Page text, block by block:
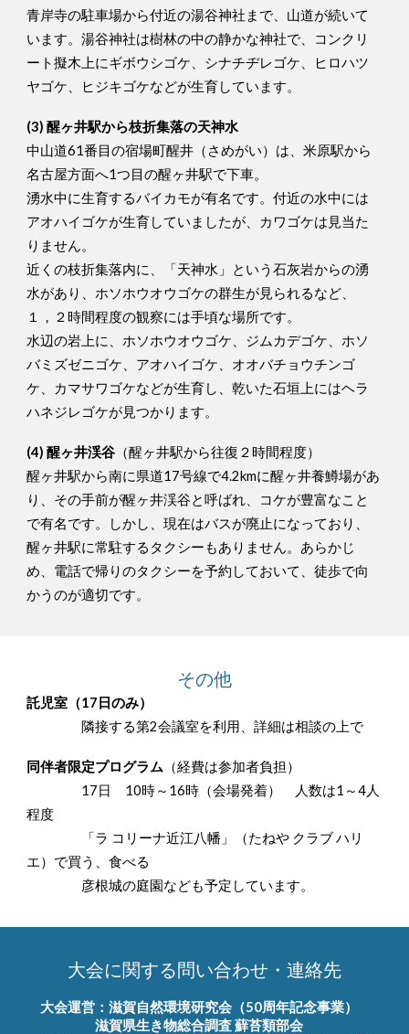
青岸寺の駐車場から付近の湯谷神社まで、山道が続いて
います。湯谷神社は樹林の中の静かな神社で、コンクリ
ート擬木上にギボウシゴケ、シナチヂレゴケ、ヒロハツ
ヤゴケ、ヒジキゴケなどが生育しています。
(3) 醒ヶ井駅から枝折集落の天神水
中山道61番目の宿場町醒井（さめがい）は、米原駅から
名古屋方面へ1つ目の醒ヶ井駅で下車。
湧水中に生育するバイカモが有名です。付近の水中には
アオハイゴケが生育していましたが、カワゴケは見当た
りません。
近くの枝折集落内に、「天神水」という石灰岩からの湧
水があり、ホソホウオウゴケの群生が見られるなど、
１，２時間程度の観察には手頃な場所です。
水辺の岩上に、ホソホウオウゴケ、ジムカデゴケ、ホソ
バミズゼニゴケ、アオハイゴケ、オオバチョウチンゴ
ケ、カマサワゴケなどが生育し、乾いた石垣上にはヘラ
ハネジレゴケが見つかります。
(4) 醒ヶ井渓谷 （醒ヶ井駅から往復２時間程度）
醒ヶ井駅から南に県道17号線で4.2kmに醒ヶ井養鱒場があ
り、その手前が醒ヶ井渓谷と呼ばれ、コケが豊富なこと
で有名です。しかし、現在はバスが廃止になっており、
醒ヶ井駅に常駐するタクシーもありません。あらかじ
め、電話で帰りのタクシーを予約しておいて、徒歩で向
かうのが適切です。
その他
託児室（17日のみ）
隣接する第2会議室を利用、詳細は相談の上で
同伴者限定プログラム （経費は参加者負担）
17日 10時～16時（会場発着） 人数は1～4人
程度
「ラ コリーナ近江八幡」（たねや クラブ ハリ
エ）で買う、食べる
彦根城の庭園なども予定しています。
大会に関する問い合わせ・連絡先
大会運営：滋賀自然環境研究会（50周年記念事業）
滋賀県生き物総合調査 蘚苔類部会